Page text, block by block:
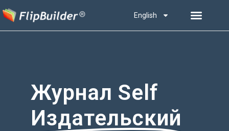
English
Журнал Self
Издательский